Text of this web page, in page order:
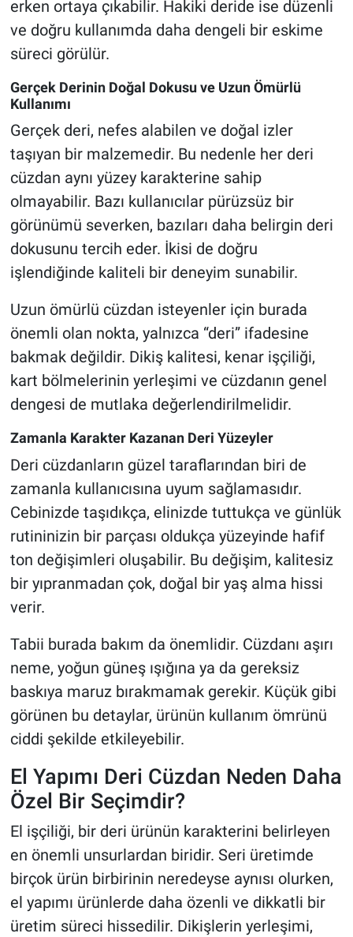
erken ortaya çıkabilir. Hakiki deride ise düzenli
ve doğru kullanımda daha dengeli bir eskime
süreci görülür.
Gerçek Derinin Doğal Dokusu ve Uzun Ömürlü
Kullanımı
Gerçek deri, nefes alabilen ve doğal izler
taşıyan bir malzemedir. Bu nedenle her deri
cüzdan aynı yüzey karakterine sahip
olmayabilir. Bazı kullanıcılar pürüzsüz bir
görünümü severken, bazıları daha belirgin deri
dokusunu tercih eder. İkisi de doğru
işlendiğinde kaliteli bir deneyim sunabilir.
Uzun ömürlü cüzdan isteyenler için burada
önemli olan nokta, yalnızca “deri” ifadesine
bakmak değildir. Dikiş kalitesi, kenar işçiliği,
kart bölmelerinin yerleşimi ve cüzdanın genel
dengesi de mutlaka değerlendirilmelidir.
Zamanla Karakter Kazanan Deri Yüzeyler
Deri cüzdanların güzel taraflarından biri de
zamanla kullanıcısına uyum sağlamasıdır.
Cebinizde taşıdıkça, elinizde tuttukça ve günlük
rutininizin bir parçası oldukça yüzeyinde hafif
ton değişimleri oluşabilir. Bu değişim, kalitesiz
bir yıpranmadan çok, doğal bir yaş alma hissi
verir.
Tabii burada bakım da önemlidir. Cüzdanı aşırı
neme, yoğun güneş ışığına ya da gereksiz
baskıya maruz bırakmamak gerekir. Küçük gibi
görünen bu detaylar, ürünün kullanım ömrünü
ciddi şekilde etkileyebilir.
El Yapımı Deri Cüzdan Neden Daha
Özel Bir Seçimdir?
El işçiliği, bir deri ürünün karakterini belirleyen
en önemli unsurlardan biridir. Seri üretimde
birçok ürün birbirinin neredeyse aynısı olurken,
el yapımı ürünlerde daha özenli ve dikkatli bir
üretim süreci hissedilir. Dikişlerin yerleşimi,